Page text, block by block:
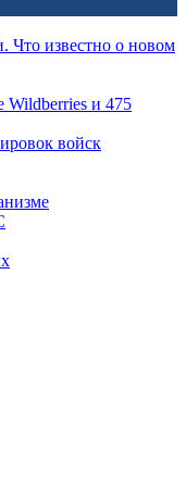
Что известно о новом
Wildberries и 475
войск